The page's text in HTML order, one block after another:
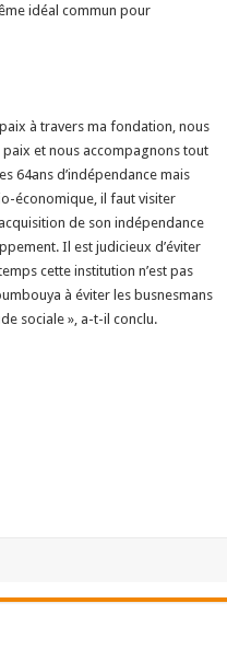
idéal commun pour
à travers ma fondation, nous
et nous accompagnons tout
64ans d’indépendance mais
économique, il faut visiter
de son indépendance
Il est judicieux d’éviter
cette institution n’est pas
à éviter les busnesmans
sociale », a-t-il conclu.